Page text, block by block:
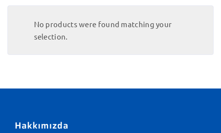
No products were found matching your
selection.
Hakkımızda